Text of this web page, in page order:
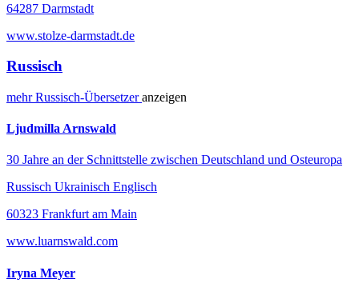
64287 Darmstadt
www.stolze-darmstadt.de
Russisch
mehrRussisch-Übersetzeranzeigen
Ljudmilla Arnswald
30 Jahre an der Schnittstelle zwischen Deutschland und Osteuropa
Russisch Ukrainisch Englisch
60323 Frankfurt am Main
www.luarnswald.com
Iryna Meyer